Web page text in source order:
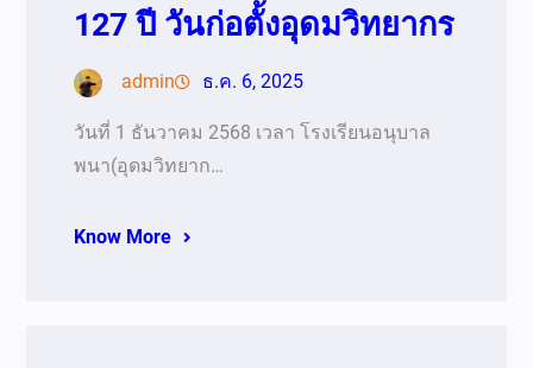
127 ปี วันก่อตั้งอุดมวิทยากร
admin ธ.ค. 6, 2025
วันที่ 1 ธันวาคม 2568 เวลา โรงเรียนอนุบาล
พนา(อุดมวิทยาก…
Know More